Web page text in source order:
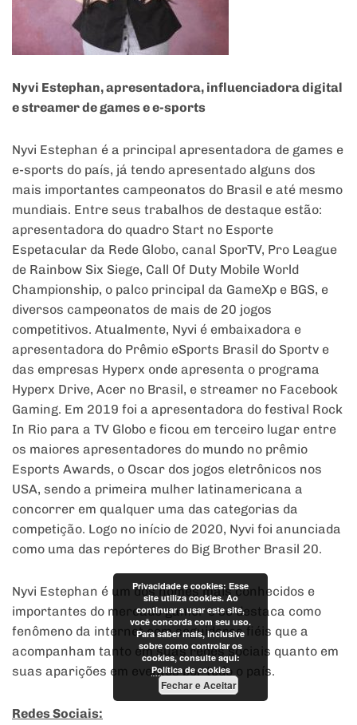
Nyvi Estephan, apresentadora, influenciadora digital
e streamer de games e e-sports
Nyvi Estephan é a principal apresentadora de games e
e-sports do país, já tendo apresentado alguns dos
mais importantes campeonatos do Brasil e até mesmo
mundiais. Entre seus trabalhos de destaque estão:
apresentadora do quadro Start no Esporte
Espetacular da Rede Globo, canal SporTV, Pro League
de Rainbow Six Siege, Call Of Duty Mobile World
Championship, o palco principal da GameXp e BGS, e
diversos campeonatos de mais de 20 jogos
competitivos. Atualmente, Nyvi é embaixadora e
apresentadora do Prêmio eSports Brasil do Sportv e
das empresas Hyperx onde apresenta o programa
Hyperx Drive, Acer no Brasil, e streamer no Facebook
Gaming. Em 2019 foi a apresentadora do festival Rock
In Rio para a TV Globo e ficou em terceiro lugar entre
os maiores apresentadores do mundo no prêmio
Esports Awards, o Oscar dos jogos eletrônicos nos
USA, sendo a primeira mulher latinamericana a
concorrer em qualquer uma das categorias da
competição. Logo no início de 2020, Nyvi foi anunciada
como uma das repórteres do Big Brother Brasil 20.
Nyvi Estephan é um dos nomes mais conhecidos e
importantes do mercado gamer e se destaca como
fenômeno da internet com seguidores fiéis que a
acompanham tanto em suas redes sociais quanto em
suas aparições em eventos por todo o país.
Redes Sociais:
Privacidade e cookies: Esse
site utiliza cookies. Ao
continuar a usar este site,
você concorda com seu uso.
Para saber mais, inclusive
sobre como controlar os
cookies, consulte aqui:
Política de cookies
Fechar e Aceitar